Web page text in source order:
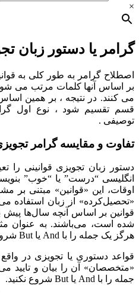
×
گرامر یا دستور زبان
اصطلاح گرامر به طور کلی به
بر اساس آنها کلمات مرتب می
می کنند. در نتیجه ، بر همین
قسم تقسیم شود ، نوع اول
توصیفی .
تفاوت و مقایسه گرامر
دستور زبان تجویزی قوانینی را
انگلیسی “درست” یا “خوب”
اوقات، این «قوانین» مبتنی
«تحصیل‌کرده» از زبان استفاده
قوانین بر اساس آنچه سال‌ها پیش
شده است، می‌باشند. به عنوان
هرگز یک جمله را با And یا But شروع نکنید. اوه، واقعا؟
قواعد دستوری یا تجویزی در
«متخصصان» آن را بیان و تایید
جمله را با And یا But شروع نکنید.